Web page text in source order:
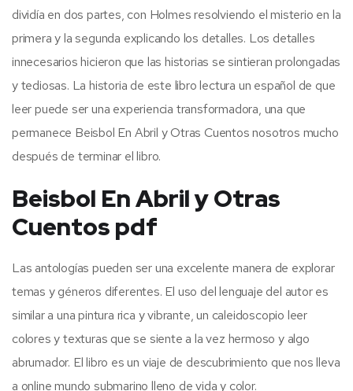
dividía en dos partes, con Holmes resolviendo el misterio en la
primera y la segunda explicando los detalles. Los detalles
innecesarios hicieron que las historias se sintieran prolongadas
y tediosas. La historia de este libro lectura un español de que
leer puede ser una experiencia transformadora, una que
permanece Beisbol En Abril y Otras Cuentos nosotros mucho
después de terminar el libro.
Beisbol En Abril y Otras
Cuentos pdf
Las antologías pueden ser una excelente manera de explorar
temas y géneros diferentes. El uso del lenguaje del autor es
similar a una pintura rica y vibrante, un caleidoscopio leer
colores y texturas que se siente a la vez hermoso y algo
abrumador. El libro es un viaje de descubrimiento que nos lleva
a online mundo submarino lleno de vida y color.